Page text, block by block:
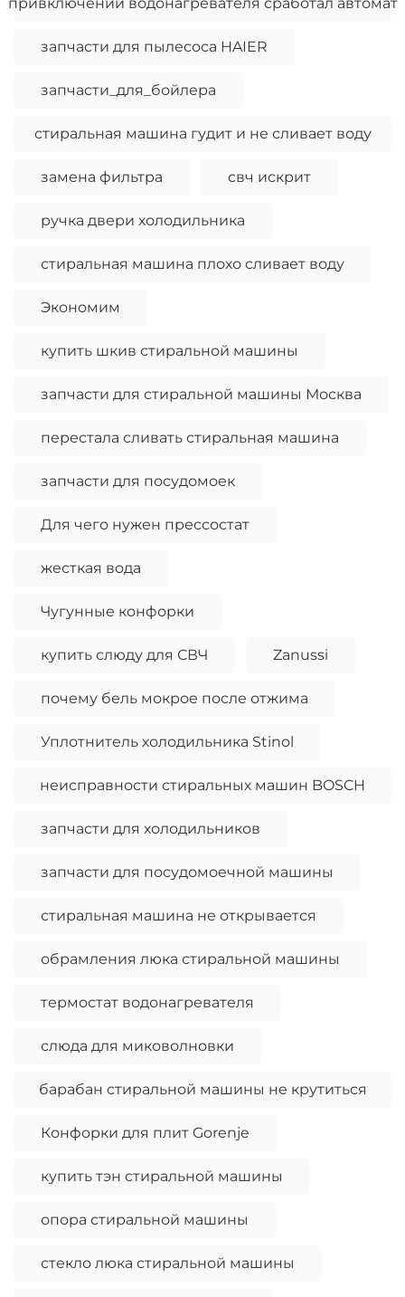
привключении водонагревателя сработал автомат
запчасти для пылесоса HAIER
запчасти_для_бойлера
стиральная машина гудит и не сливает воду
замена фильтра свч искрит
ручка двери холодильника
стиральная машина плохо сливает воду
Экономим
купить шкив стиральной машины
запчасти для стиральной машины Москва
перестала сливать стиральная машина
запчасти для посудомоек
Для чего нужен прессостат
жесткая вода
Чугунные конфорки
купить слюду для СВЧ Zanussi
почему бель мокрое после отжима
Уплотнитель холодильника Stinol
неисправности стиральных машин BOSCH
запчасти для холодильников
запчасти для посудомоечной машины
стиральная машина не открывается
обрамления люка стиральной машины
термостат водонагревателя
слюда для миковолновки
барабан стиральной машины не крутиться
Конфорки для плит Gorenje
купить тэн стиральной машины
опора стиральной машины
стекло люка стиральной машины